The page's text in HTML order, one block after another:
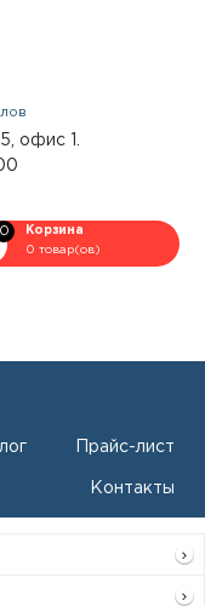
офис 1.
0
Корзина
0 товар(ов)
Прайс-лист
Контакты